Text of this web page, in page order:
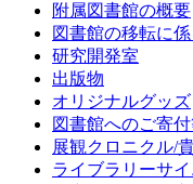
附属図書館の概要
図書館の移転に
研究開発室
出版物
オリジナルグッズ
図書館へのご寄
展観クロニクル/
ライブラリーサ